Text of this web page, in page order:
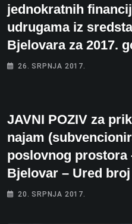
jednokratnih
udrugama iz
Bjelovara za 2017.
26. SRPNJA 2017.
JAVNI POZIV za
najam
poslovnog prostora
Bjelovar – Ured
20. SRPNJA 2017.